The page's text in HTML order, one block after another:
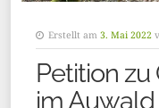
Erstellt am 3. Mai 2022
Petition
im